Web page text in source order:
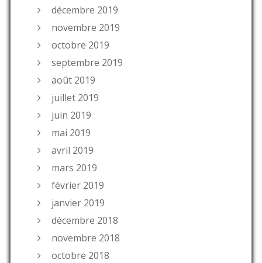
décembre 2019
novembre 2019
octobre 2019
septembre 2019
août 2019
juillet 2019
juin 2019
mai 2019
avril 2019
mars 2019
février 2019
janvier 2019
décembre 2018
novembre 2018
octobre 2018